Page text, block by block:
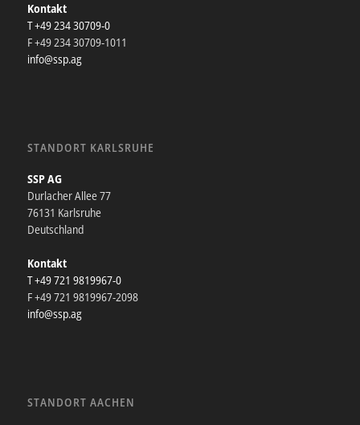
Kontakt
T +49 234 30709-0
F +49 234 30709-1011
info@ssp.ag
STANDORT KARLSRUHE
SSP AG
Durlacher Allee 77
76131 Karlsruhe
Deutschland
Kontakt
T +49 721 9819967-0
F +49 721 9819967-2098
info@ssp.ag
STANDORT AACHEN